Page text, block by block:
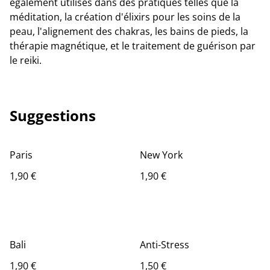
méditation, la création d'élixirs pour les soins de la
peau, l'alignement des chakras, les bains de pieds, la
thérapie magnétique, et le traitement de guérison par
le reiki.
Suggestions
Paris
1,90 €
New York
1,90 €
Bali
1,90 €
Anti-Stress
1,50 €